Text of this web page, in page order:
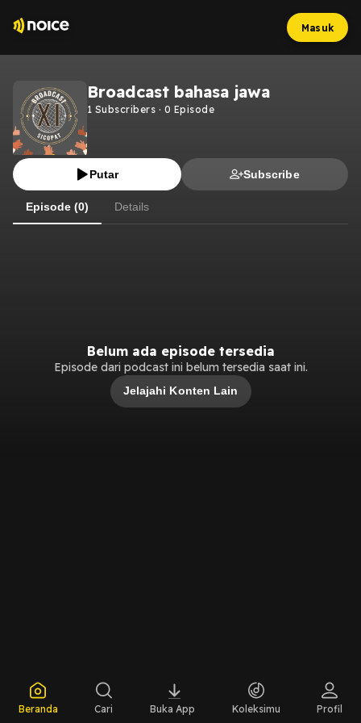
Masuk
Broadcast bahasa jawa
1 Subscribers · 0 Episode
Putar Subscribe
Episode (0) Details
Belum ada episode tersedia
Episode dari podcast ini belum tersedia saat ini.
Jelajahi Konten Lain
Beranda Cari Buka App Koleksimu Profil